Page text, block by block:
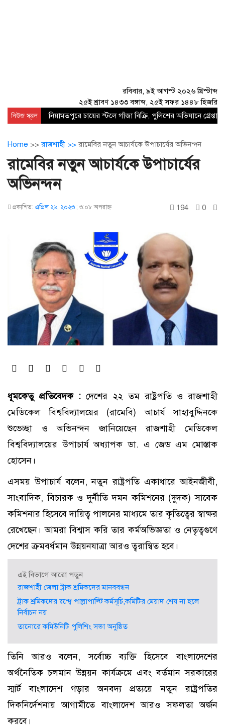
রবিবার, ৯ই আগস্ট ২০২৬ খ্রিস্টাব্দ
২৫ই শ্রাবণ ১৪৩৩ বঙ্গাব্দ, ২৫ই সফর ১৪৪৮ হিজরি
নিউজ স্ক্রল নিয়ামতপুরে চায়ের স্টলে গাঁজা বিক্রি, পুলিশের অভিযানে গ্রেপ্তার
Home >>রাজশাহী >> রামেবির নতুন আচার্যকে উপাচার্যের অভিনন্দন
রামেবির নতুন আচার্যকে উপাচার্যের
অভিনন্দন
প্রকাশিত: এপ্রিল ২৬, ২০২৩ ; ৩:০৮ অপরাহ্ণ 194 0
ধূমকেতু প্রতিবেদক :দেশের ২২ তম রাষ্ট্রপতি ও রাজশাহী
মেডিকেল বিশ্ববিদ্যালয়ের (রামেবি) আচার্য সাহাবুদ্দিনকে
শুভেচ্ছা ও অভিনন্দন জানিয়েছেন রাজশাহী মেডিকেল
বিশ্ববিদ্যালয়ের উপাচার্য অধ্যাপক ডা. এ জেড এম মোস্তাক
হোসেন।
এসময় উপাচার্য বলেন, নতুন রাষ্ট্রপতি একাধারে আইনজীবী,
সাংবাদিক, বিচারক ও দুর্নীতি দমন কমিশনের (দুদক) সাবেক
কমিশনার হিসেবে দায়িত্ব পালনের মাধ্যমে তার কৃতিত্বের স্বাক্ষর
রেখেছেন। আমরা বিশ্বাস করি তার কর্মঅভিজ্ঞতা ও নেতৃত্বগুণে
দেশের ক্রমবর্ধমান উন্নয়নযাত্রা আরও ত্বরান্বিত হবে।
এই বিভাগে আরো পড়ুন
রাজশাহী জেলা ট্রাক শ্রমিকদের মানববন্ধন
ট্রাক শ্রমিকদের দ্বন্দ্বে পাল্লাপাল্টি কর্মসূচি,কমিটির মেয়াদ শেষ না হলে
নির্বাচন নয়
তানোরে কমিউনিটি পুলিশিং সভা অনুষ্ঠিত
তিনি আরও বলেন, সর্বোচ্চ ব্যক্তি হিসেবে বাংলাদেশের
অর্থনৈতিক চলমান উন্নয়ন কার্যক্রমে এবং বর্তমান সরকারের
স্মার্ট বাংলাদেশ গড়ার অনবদ্য প্রত্যয়ে নতুন রাষ্ট্র্রপতির
দিকনির্দেশনায় আগামীতে বাংলাদেশ আরও সফলতা অর্জন
করবে।